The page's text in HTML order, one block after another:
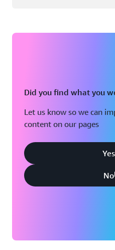
Did you find what you
Let us know so we can
content on our pages
Yes
No